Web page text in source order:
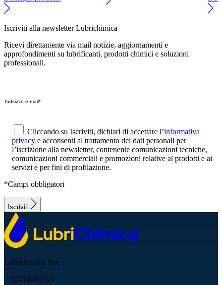
Iscriviti alla newsletter Lubrichimica
Ricevi direttamente via mail notizie, aggiornamenti e
approfondimenti su lubrificanti, prodotti chimici e soluzioni
professionali.
Cliccando su Iscriviti, dichiari di accettare l’informativa
privacy e acconsenti al trattamento dei dati personali per
l’iscrizione alla newsletter, contenente comunicazioni tecniche,
comunicazioni commerciali e promozioni relative ai prodotti e ai
servizi e per fini di profilazione.
*Campi obbligatori
Iscriviti
Lubrichimica Spa
- 02410480715